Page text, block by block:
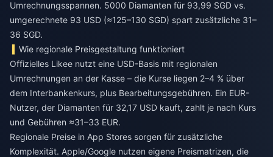
Umrechnungsspannen. 5000 Diamanten für 93,99 SGD vs.
umgerechnete 93 USD (≈125–130 SGD) spart zusätzliche 31–
36 SGD.
Wie regionale Preisgestaltung funktioniert
Offizielles Likee nutzt eine USD-Basis mit regionalen
Umrechnungen an der Kasse – die Kurse liegen 2–4 % über
dem Interbankenkurs, plus Bearbeitungsgebühren. Ein EUR-
Nutzer, der Diamanten für 32,17 USD kauft, zahlt je nach Kurs
und Gebühren ≈31–33 EUR.
Regionale Preise in App Stores sorgen für zusätzliche
Komplexität. Apple/Google nutzen eigene Preismatrizen, die